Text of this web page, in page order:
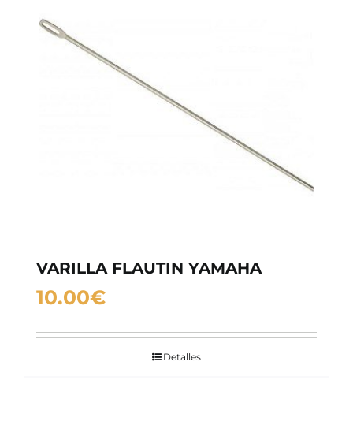
VARILLA FLAUTIN YAMAHA
10.00€
Detalles